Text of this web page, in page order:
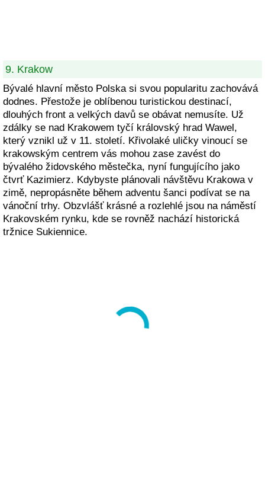
9. Krakow
Bývalé hlavní město Polska si svou popularitu zachovává
dodnes. Přestože je oblíbenou turistickou destinací,
dlouhých front a velkých davů se obávat nemusíte. Už
zdálky se nad Krakowem tyčí královský hrad Wawel,
který vznikl už v 11. století. Křivolaké uličky vinoucí se
krakowským centrem vás mohou zase zavést do
bývalého židovského městečka, nyní fungujícího jako
čtvrť Kazimierz. Kdybyste plánovali návštěvu Krakowa v
zimě, nepropásněte během adventu šanci podívat se na
vánoční trhy. Obzvlášť krásné a rozlehlé jsou na náměstí
Krakovském rynku, kde se rovněž nachází historická
tržnice Sukiennice.